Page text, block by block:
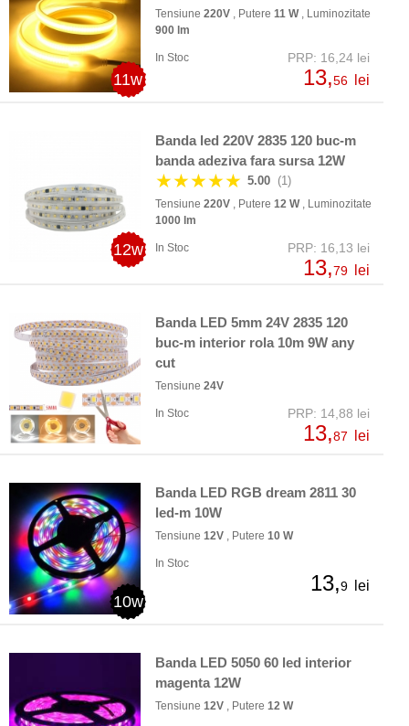
11w
Tensiune 220V , Putere 11 W, Luminozitate
900 lm
In Stoc PRP: 16,24 lei
13,56 lei
12w
Banda led 220V 2835 120 buc-m
banda adeziva fara sursa 12W
★★★★★ 5.00 (1)
Tensiune 220V , Putere 12 W, Luminozitate
1000 lm
In Stoc PRP: 16,13 lei
13,79 lei
Banda LED 5mm 24V 2835 120
buc-m interior rola 10m 9W any
cut
Tensiune 24V
In Stoc PRP: 14,88 lei
13,87 lei
10w
Banda LED RGB dream 2811 30
led-m 10W
Tensiune 12V , Putere 10 W
In Stoc
13,9 lei
Banda LED 5050 60 led interior
magenta 12W
Tensiune 12V , Putere 12 W